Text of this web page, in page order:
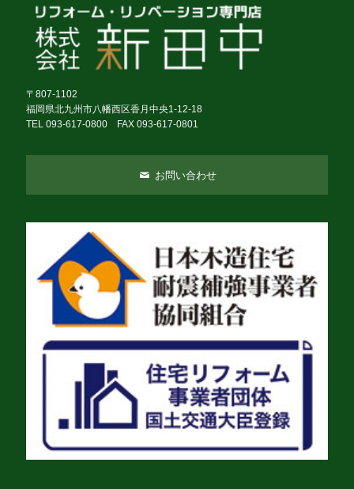
〒807-1102
福岡県北九州市八幡西区香月中央1-12-18
TEL 093-617-0800 FAX 093-617-0801
お問い合わせ